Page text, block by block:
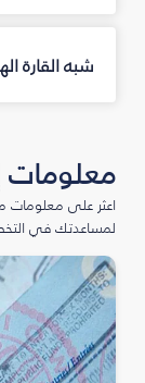
شبه القارة
معلومات
اعثر على معلومات
لمساعدتك في